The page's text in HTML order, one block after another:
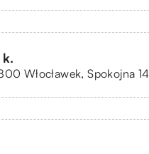
Włocławek, Spokojna 14